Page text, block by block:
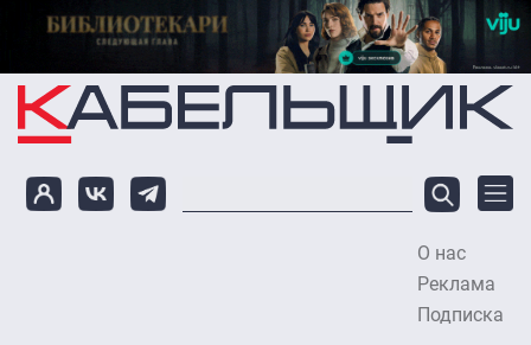
Перейти к основному содержанию
О нас
Реклама
Подписка